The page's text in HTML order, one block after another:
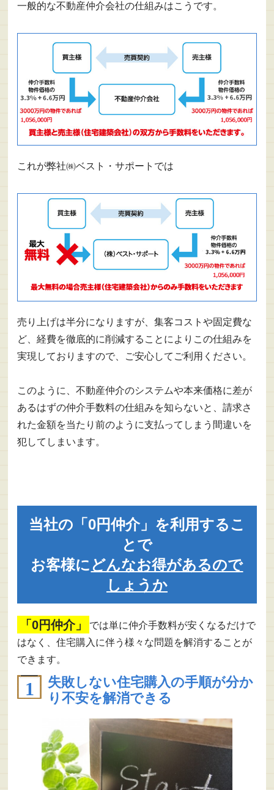
一般的な不動産仲介会社の仕組みはこうです。
これが弊社㈱ベスト・サポートでは
売り上げは半分になりますが、集客コストや固定費な
ど、経費を徹底的に削減することによりこの仕組みを
実現しておりますので、ご安心してご利用ください。
このように、不動産仲介のシステムや本来価格に差が
あるはずの仲介手数料の仕組みを知らないと、請求さ
れた金額を当たり前のように支払ってしまう間違いを
犯してしまいます。
当社の「0円仲介」を利用するこ
とで
お客様にどんなお得があるので
しょうか
「0円仲介」
では単に仲介手数料が安くなるだけで
はなく、住宅購入に伴う様々な問題を解消することが
できます。
失敗しない住宅購入の手順が分か
り不安を解消できる